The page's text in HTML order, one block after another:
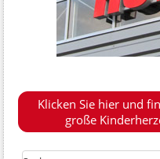
Klicken Sie hier und
große